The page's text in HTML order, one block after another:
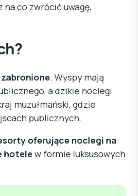
co zwrócić uwagę,
. Wyspy mają
a dzikie noclegi
muzułmański, gdzie
publicznych.
oferujące noclegi na
hotele w formie luksusowych